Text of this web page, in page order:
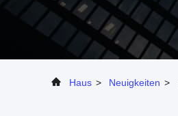
Haus > Neuigkeiten >